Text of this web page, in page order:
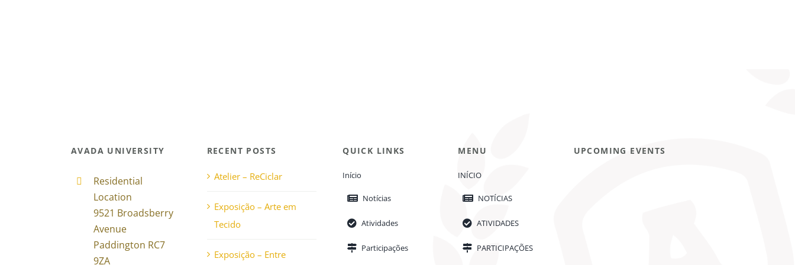
AVADA UNIVERSITY
Residential
Location
9521 Broadsberry
Avenue
Paddington RC7
9ZA
RECENT POSTS
Atelier – ReCiclar
Exposição – Arte em
Tecido
Exposição – Entre
QUICK LINKS
Início
Notícias
Atividades
Participações
MENU
INÍCIO
NOTÍCIAS
ATIVIDADES
PARTICIPAÇÕES
UPCOMING EVENTS